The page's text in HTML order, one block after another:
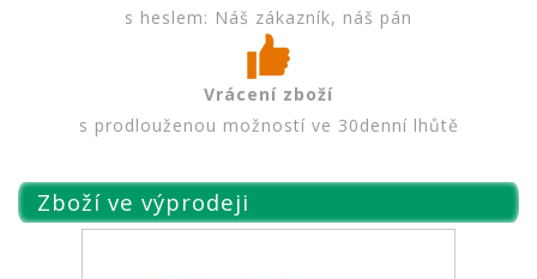
s heslem: Náš zákazník, náš pán
Vrácení zboží
s prodlouženou možností ve 30denní lhůtě
Zboží ve výprodeji